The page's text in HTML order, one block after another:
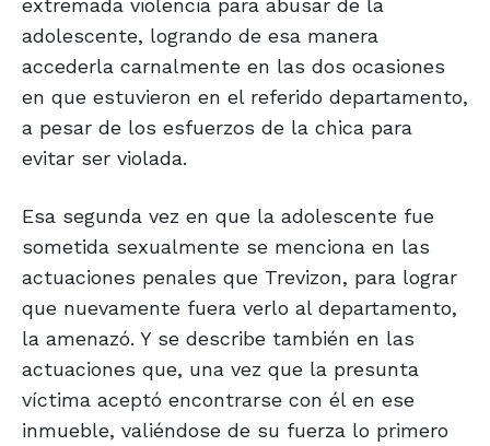
extremada violencia para abusar de la
adolescente, logrando de esa manera
accederla carnalmente en las dos ocasiones
en que estuvieron en el referido departamento,
a pesar de los esfuerzos de la chica para
evitar ser violada.
Esa segunda vez en que la adolescente fue
sometida sexualmente se menciona en las
actuaciones penales que Trevizon, para lograr
que nuevamente fuera verlo al departamento,
la amenazó. Y se describe también en las
actuaciones que, una vez que la presunta
víctima aceptó encontrarse con él en ese
inmueble, valiéndose de su fuerza lo primero